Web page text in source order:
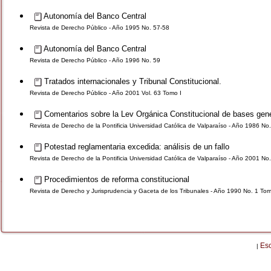
Autonomía del Banco Central
Revista de Derecho Público - Año 1995 No. 57-58
Autonomía del Banco Central
Revista de Derecho Público - Año 1996 No. 59
Tratados internacionales y Tribunal Constitucional.
Revista de Derecho Público - Año 2001 Vol. 63 Tomo I
Comentarios sobre la Lev Orgánica Constitucional de bases
Revista de Derecho de la Pontificia Universidad Católica de Valparaíso - Año 1986
Potestad reglamentaria excedida: análisis de un fallo
Revista de Derecho de la Pontificia Universidad Católica de Valparaíso - Año 2001
Procedimientos de reforma constitucional
Revista de Derecho y Jurisprudencia y Gaceta de los Tribunales - Año 1990 No. 1
|